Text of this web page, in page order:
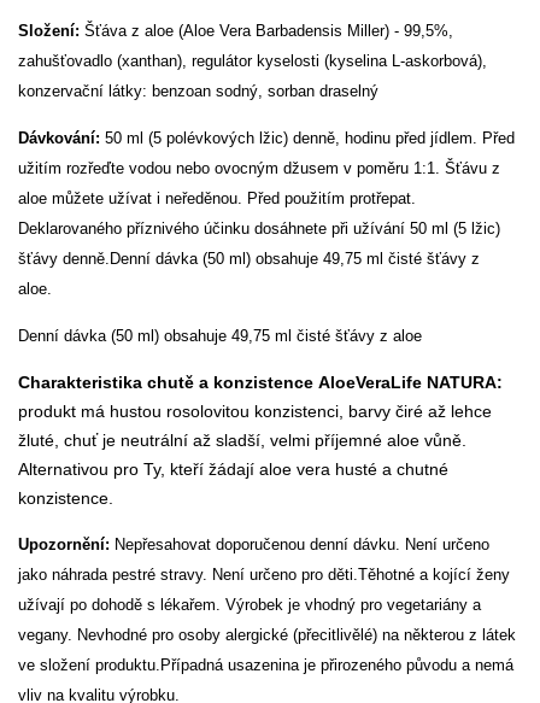
Složení: Šťáva z aloe (Aloe Vera Barbadensis Miller) - 99,5%,
zahušťovadlo (xanthan), regulátor kyselosti (kyselina L-askorbová),
konzervační látky: benzoan sodný, sorban draselný
Dávkování: 50 ml (5 polévkových lžic) denně, hodinu před jídlem. Před
užitím rozřeďte vodou nebo ovocným džusem v poměru 1:1. Šťávu z
aloe můžete užívat i neředěnou. Před použitím protřepat.
Deklarovaného příznivého účinku dosáhnete při užívání 50 ml (5 lžic)
šťávy denně.Denní dávka (50 ml) obsahuje 49,75 ml čisté šťávy z
aloe.
Denní dávka (50 ml) obsahuje 49,75 ml čisté šťávy z aloe
Charakteristika chutě a konzistence AloeVeraLife NATURA:
produkt má hustou rosolovitou konzistenci, barvy čiré až lehce
žluté, chuť je neutrální až sladší, velmi příjemné aloe vůně.
Alternativou pro Ty, kteří žádají aloe vera husté a chutné
konzistence.
Upozornění: Nepřesahovat doporučenou denní dávku. Není určeno
jako náhrada pestré stravy. Není určeno pro děti.Těhotné a kojící ženy
užívají po dohodě s lékařem. Výrobek je vhodný pro vegetariány a
vegany. Nevhodné pro osoby alergické (přecitlivělé) na některou z látek
ve složení produktu.Případná usazenina je přirozeného původu a nemá
vliv na kvalitu výrobku.